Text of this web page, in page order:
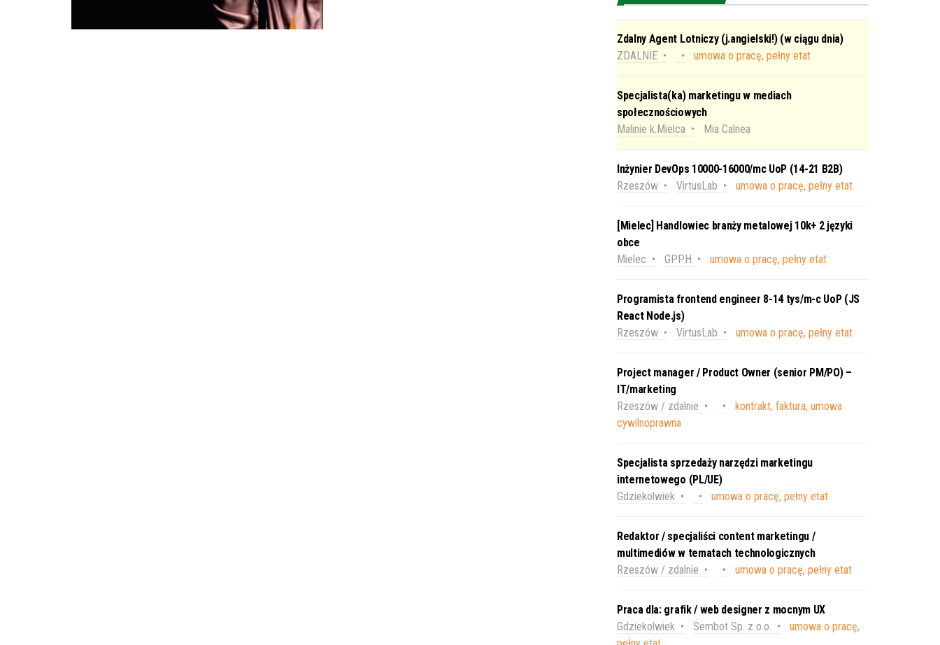
Zdalny Agent Lotniczy (j.angielski!) (w ciągu dnia)
ZDALNIE
umowa o pracę, pełny etat
Specjalista(ka) marketingu w mediach
społecznościowych
Malinie k.Mielca
Mia Calnea
Inżynier DevOps 10000-16000/mc UoP (14-21 B2B)
Rzeszów
VirtusLab umowa o pracę, pełny etat
[Mielec] Handlowiec branży metalowej 10k+ 2 języki
obce
Mielec
GPPH umowa o pracę, pełny etat
Programista frontend engineer 8-14 tys/m-c UoP (JS
React Node.js)
Rzeszów
VirtusLab umowa o pracę, pełny etat
Project manager / Product Owner (senior PM/PO) –
IT/marketing
Rzeszów / zdalnie
kontrakt, faktura, umowa
cywilnoprawna
Specjalista sprzedaży narzędzi marketingu
internetowego (PL/UE)
Gdziekolwiek
umowa o pracę, pełny etat
Redaktor / specjaliści content marketingu /
multimediów w tematach technologicznych
Rzeszów / zdalnie
umowa o pracę, pełny etat
Praca dla: grafik / web designer z mocnym UX
Gdziekolwiek
Sembot Sp. z o.o.
umowa o pracę,